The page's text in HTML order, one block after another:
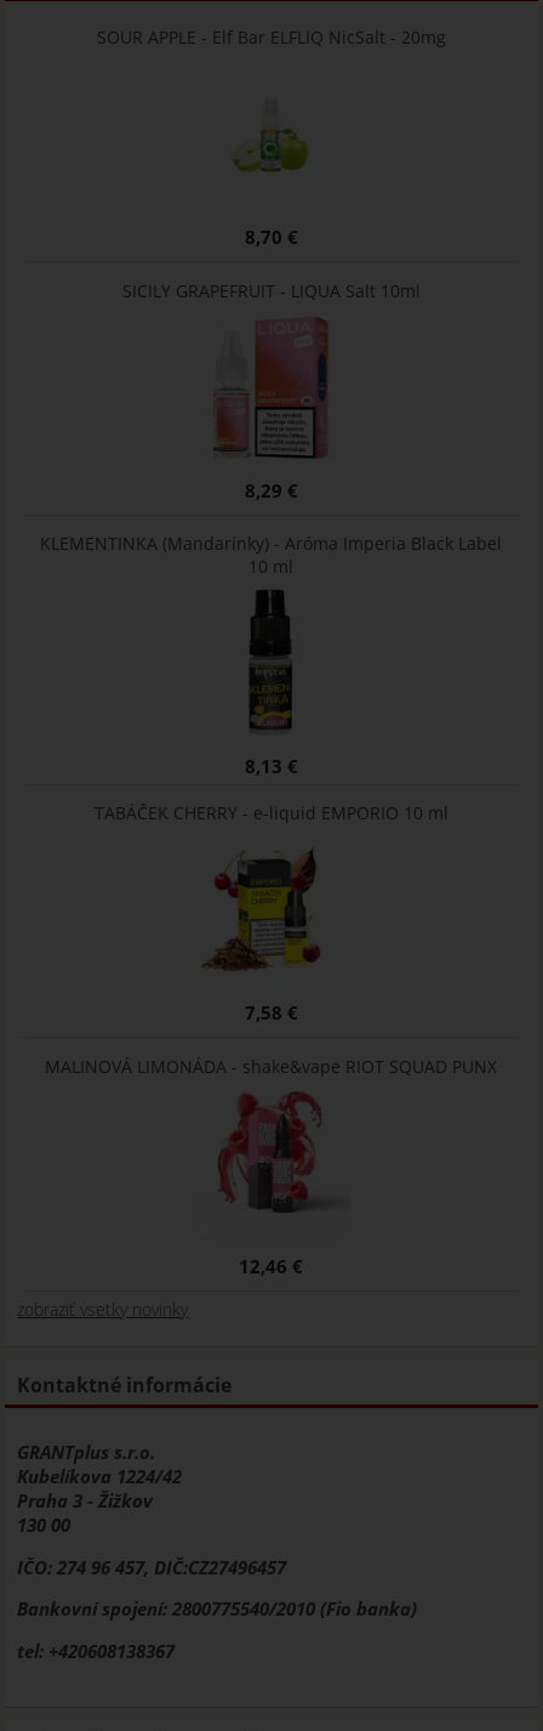
SOUR APPLE - Elf Bar ELFLIQ NicSalt - 20mg
8,70 €
SICILY GRAPEFRUIT - LIQUA Salt 10ml
8,29 €
KLEMENTINKA (Mandarínky) - Aróma Imperia Black Label
10 ml
8,13 €
TABÁČEK CHERRY - e-liquid EMPORIO 10 ml
7,58 €
MALINOVÁ LIMONÁDA - shake&vape RIOT SQUAD PUNX
12,46 €
zobraziť vsetky novinky
Kontaktné informácie
GRANTplus s.r.o.
Kubelíkova 1224/42
Praha 3 - Žižkov
130 00
IČO: 274 96 457, DIČ:CZ27496457
Bankovní spojení: 2800775540/2010 (Fio banka)
tel: +420608138367